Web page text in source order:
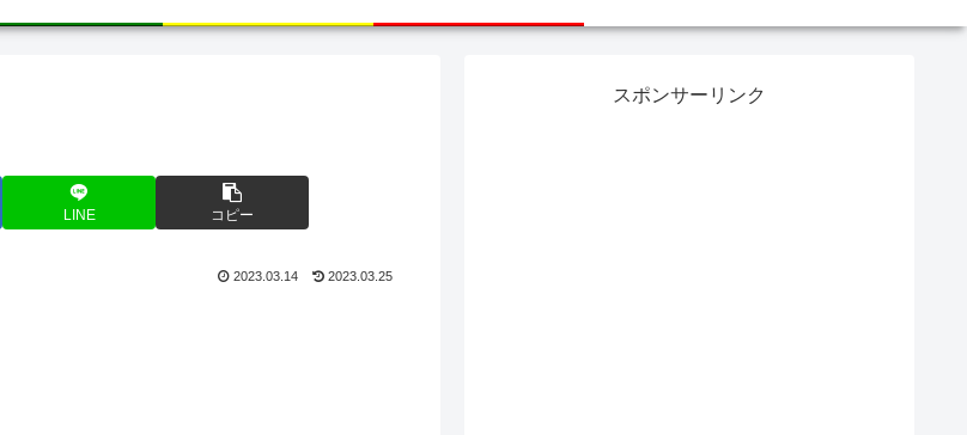
LINE コピー
2023.03.14 2023.03.25
スポンサーリンク